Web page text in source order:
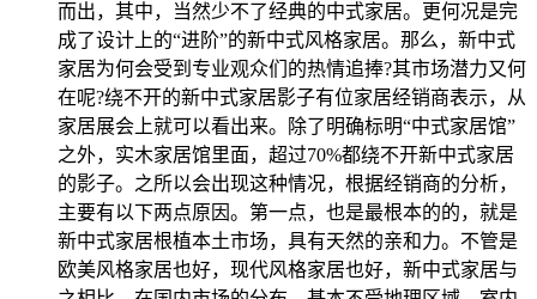
而出，其中，当然少不了经典的中式家居。更何况是完
成了设计上的“进阶”的新中式风格家居。那么，新中式
家居为何会受到专业观众们的热情追捧?其市场潜力又何
在呢?绕不开的新中式家居影子有位家居经销商表示，从
家居展会上就可以看出来。除了明确标明“中式家居馆”
之外，实木家居馆里面，超过70%都绕不开新中式家居
的影子。之所以会出现这种情况，根据经销商的分析，
主要有以下两点原因。第一点，也是最根本的的，就是
新中式家居根植本土市场，具有天然的亲和力。不管是
欧美风格家居也好，现代风格家居也好，新中式家居与